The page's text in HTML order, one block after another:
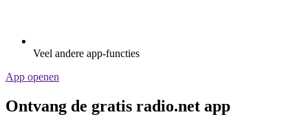
Veel andere app-functies
App openen
Ontvang de gratis radio.net app